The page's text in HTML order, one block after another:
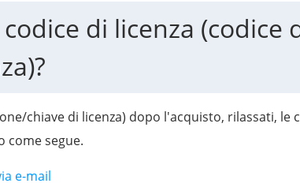
di licenza (codice
chiave di licenza) dopo l'acquisto, rilassati, le
come segue.
e-mail